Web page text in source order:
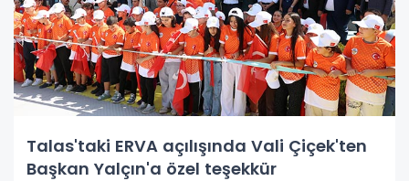
Talas'taki ERVA açılışında Vali Çiçek'ten
Başkan Yalçın'a özel teşekkür